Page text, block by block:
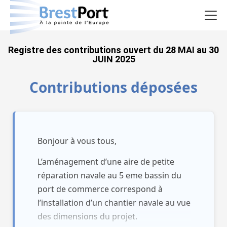
Le projet
Je donne mon avis
Registre des contributions ouvert du 28 MAI au 30
JUIN 2025
Contributions déposées
Bonjour à vous tous,
L’aménagement d’une aire de petite
réparation navale au 5 eme bassin du
port de commerce correspond à
l’installation d’un chantier navale au vue
des dimensions du projet.